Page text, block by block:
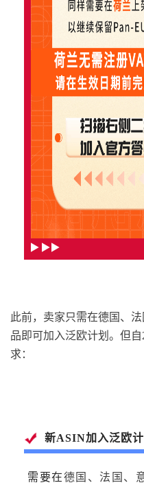
此前，卖家只需在德国、
品即可加入泛欧计划。但
求：
新ASIN加入泛欧计
需要在德国、法国、